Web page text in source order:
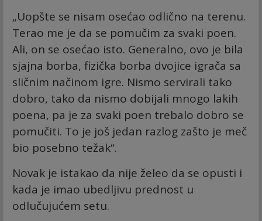
„Uopšte se nisam osećao odlično na terenu.
Terao me je da se pomučim za svaki poen.
Ali, on se osećao isto. Generalno, ovo je bila
sjajna borba, fizička borba dvojice igrača sa
sličnim načinom igre. Nismo servirali tako
dobro, tako da nismo dobijali mnogo lakih
poena, pa je za svaki poen trebalo dobro se
pomučiti. To je još jedan razlog zašto je meč
bio posebno težak“.
Novak je istakao da nije želeo da se opusti i
kada je imao ubedljivu prednost u
odlučujućem setu.